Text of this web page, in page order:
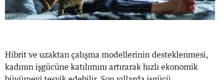
Hibrit ve uzaktan çalışma modellerinin desteklenmesi,
kadının işgücüne katılımını artırarak hızlı ekonomik